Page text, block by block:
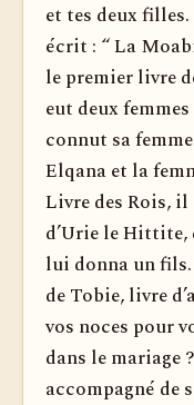
et tes deux
écrit : “ La
le premier livre
eut deux
connut sa
Elqana et la
Livre des Rois, il
d’Urie le Hittite,
lui donna un
de Tobie, livre
vos noces pour
dans le mariage
accompagné de